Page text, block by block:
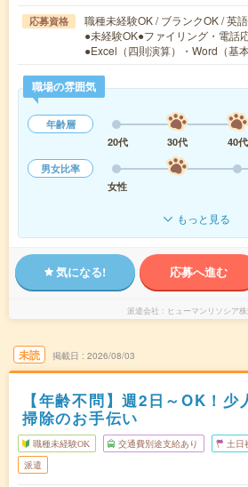
応募資格
職種未経験OK / ブランクOK / 英
●未経験OK●ファイリング・電話
●Excel（四則演算）・Word（基
職場の雰囲気
年齢層
20代
30代 40代
男女比率
女性
もっと見る
気になる! 応募へ進む
派遣会社 ヒューマンリソシア
未読 掲載日 2026/08/03
【年齢不問】週2日～OK！
掃除のお手伝い
職種未経験OK 交通費別途支給あり 土日
派遣